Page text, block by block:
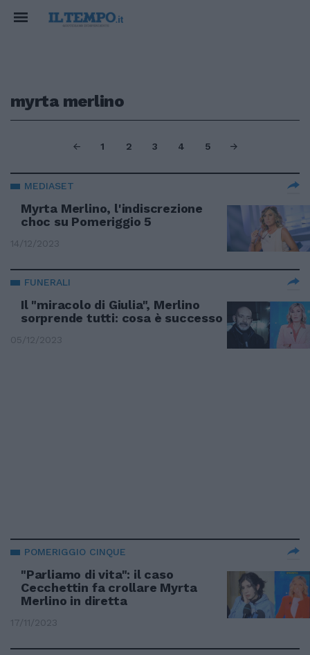
myrta merlino
1 2 3 4 5
MEDIASET
Myrta Merlino, l'indiscrezione
choc su Pomeriggio 5
14/12/2023
FUNERALI
Il "miracolo di Giulia", Merlino
sorprende tutti: cosa è successo
05/12/2023
POMERIGGIO CINQUE
"Parliamo di vita": il caso
Cecchettin fa crollare Myrta
Merlino in diretta
17/11/2023